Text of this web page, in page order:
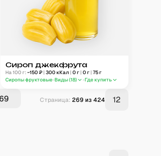
Сироп джекфрута
На 100 г: ~150₽ | 300кКал | 0г | 0г | 75г
Сиропы фруктовые Виды (18) Где купить
Страница: 269 из 424 12